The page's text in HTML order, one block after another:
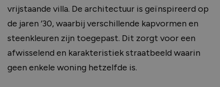
vrijstaande villa. De architectuur is geïnspireerd op
de jaren ‘30, waarbij verschillende kapvormen en
steenkleuren zijn toegepast. Dit zorgt voor een
afwisselend en karakteristiek straatbeeld waarin
geen enkele woning hetzelfde is.